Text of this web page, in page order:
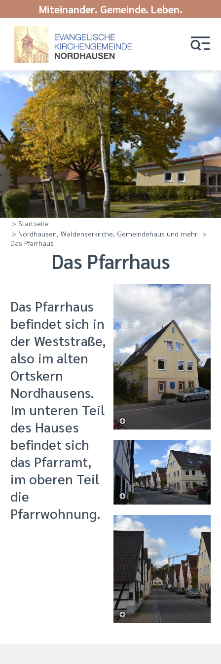
Miteinander. Gemeinde. Leben.
> Startseite
> Nordhausen, Waldenserkirche, Gemeindehaus und mehr
>
Das Pfarrhaus
Das Pfarrhaus
Das Pfarrhaus
befindet sich in
der Weststraße,
also im alten
Ortskern
Nordhausens.
Im unteren Teil
des Hauses
befindet sich
das Pfarramt,
im oberen Teil
die
Pfarrwohnung.